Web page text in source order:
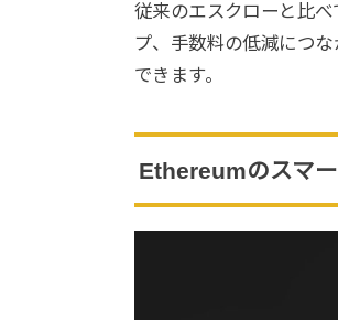
従来のエスクローと比
プ、手数料の低減につ
できます。
Ethereumのスマ